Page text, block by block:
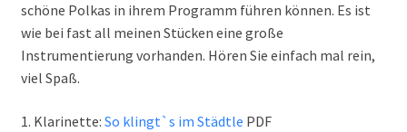
schöne Polkas in ihrem Programm führen können. Es ist
wie bei fast all meinen Stücken eine große
Instrumentierung vorhanden. Hören Sie einfach mal rein,
viel Spaß.
1. Klarinette: So klingt`s im Städtle PDF